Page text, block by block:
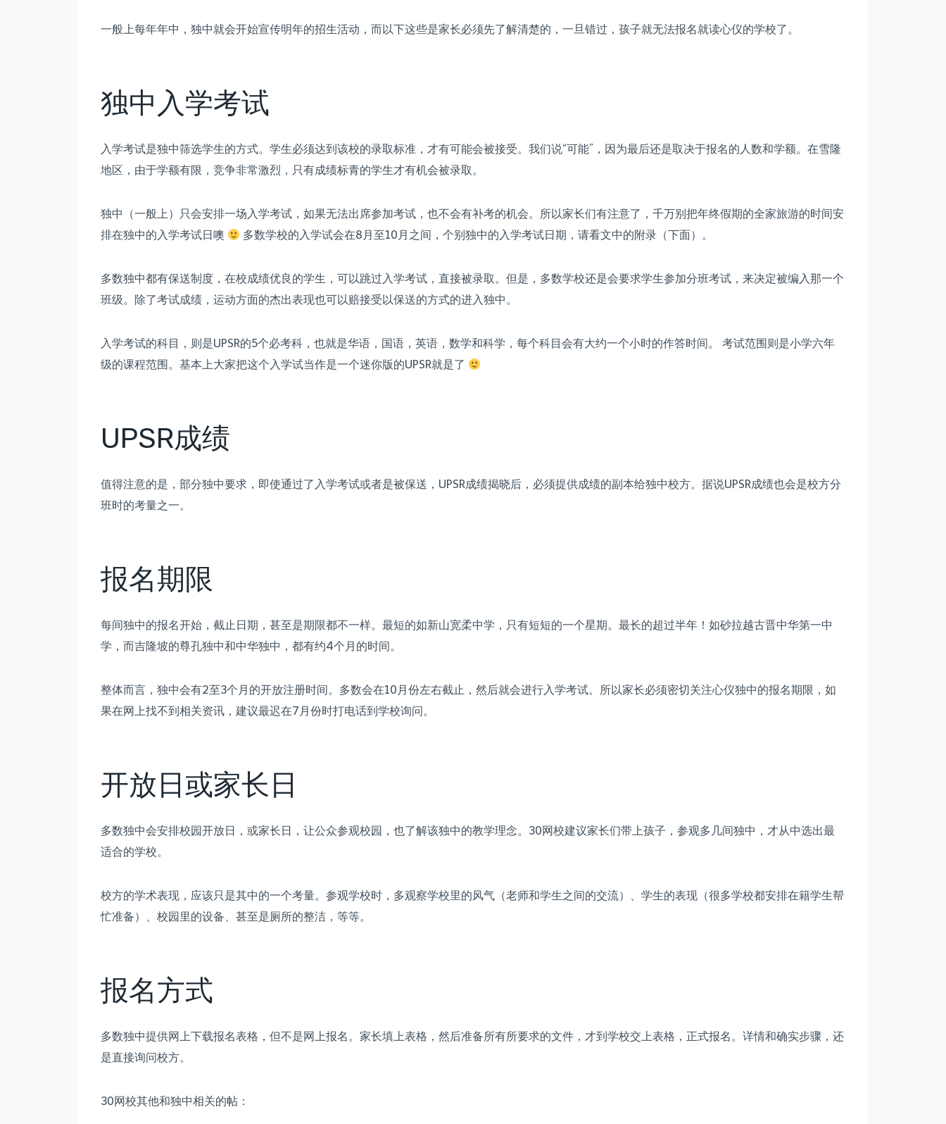
一般上每年年中，独中就会开始宣传明年的招生活动，而以下这些是家长必须先了解清楚的，一旦错过，孩子就无法报名就读心仪的学校了。
独中入学考试
入学考试是独中筛选学生的方式。学生必须达到该校的录取标准，才有可能会被接受。我们说“可能”，因为最后还是取决于报名的人数和学额。在雪隆
地区，由于学额有限，竞争非常激烈，只有成绩标青的学生才有机会被录取。
独中（一般上）只会安排一场入学考试，如果无法出席参加考试，也不会有补考的机会。所以家长们有注意了，千万别把年终假期的全家旅游的时间安
排在独中的入学考试日噢
多数学校的入学试会在8月至10月之间，个别独中的入学考试日期，请看文中的附录（下面）。
多数独中都有保送制度，在校成绩优良的学生，可以跳过入学考试，直接被录取。但是，多数学校还是会要求学生参加分班考试，来决定被编入那一个
班级。除了考试成绩，运动方面的杰出表现也可以赔接受以保送的方式的进入独中。
入学考试的科目，则是UPSR的5个必考科，也就是华语，国语，英语，数学和科学，每个科目会有大约一个小时的作答时间。 考试范围则是小学六年
级的课程范围。基本上大家把这个入学试当作是一个迷你版的UPSR就是了
UPSR成绩
值得注意的是，部分独中要求，即使通过了入学考试或者是被保送，UPSR成绩揭晓后，必须提供成绩的副本给独中校方。据说UPSR成绩也会是校方分
班时的考量之一。
报名期限
每间独中的报名开始，截止日期，甚至是期限都不一样。最短的如新山宽柔中学，只有短短的一个星期。最长的超过半年！如砂拉越古晋中华第一中
学，而吉隆坡的尊孔独中和中华独中，都有约4个月的时间。
整体而言，独中会有2至3个月的开放注册时间。多数会在10月份左右截止，然后就会进行入学考试。所以家长必须密切关注心仪独中的报名期限，如
果在网上找不到相关资讯，建议最迟在7月份时打电话到学校询问。
开放日或家长日
多数独中会安排校园开放日，或家长日，让公众参观校园，也了解该独中的教学理念。30网校建议家长们带上孩子，参观多几间独中，才从中选出最
适合的学校。
校方的学术表现，应该只是其中的一个考量。参观学校时，多观察学校里的风气（老师和学生之间的交流）、学生的表现（很多学校都安排在籍学生帮
忙准备）、校园里的设备、甚至是厕所的整洁，等等。
报名方式
多数独中提供网上下载报名表格，但不是网上报名。家长填上表格，然后准备所有所要求的文件，才到学校交上表格，正式报名。详情和确实步骤，还
是直接询问校方。
30网校其他和独中相关的帖：